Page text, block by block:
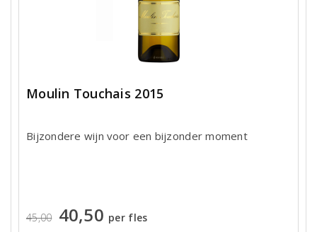
Moulin Touchais 2015
Bijzondere wijn voor een bijzonder moment
45,00 40,50 per fles